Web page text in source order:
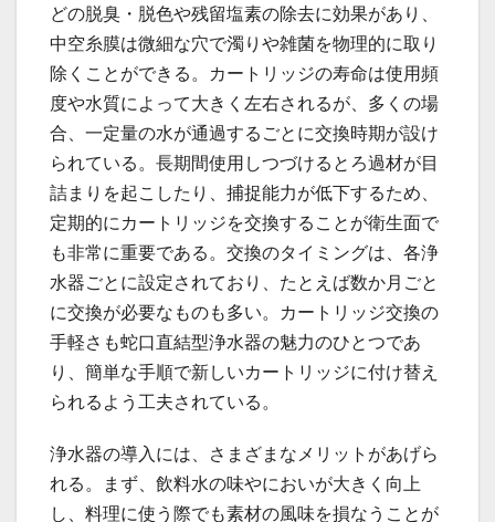
どの脱臭・脱色や残留塩素の除去に効果があり、
中空糸膜は微細な穴で濁りや雑菌を物理的に取り
除くことができる。カートリッジの寿命は使用頻
度や水質によって大きく左右されるが、多くの場
合、一定量の水が通過するごとに交換時期が設け
られている。長期間使用しつづけるとろ過材が目
詰まりを起こしたり、捕捉能力が低下するため、
定期的にカートリッジを交換することが衛生面で
も非常に重要である。交換のタイミングは、各浄
水器ごとに設定されており、たとえば数か月ごと
に交換が必要なものも多い。カートリッジ交換の
手軽さも蛇口直結型浄水器の魅力のひとつであ
り、簡単な手順で新しいカートリッジに付け替え
られるよう工夫されている。
浄水器の導入には、さまざまなメリットがあげら
れる。まず、飲料水の味やにおいが大きく向上
し、料理に使う際でも素材の風味を損なうことが